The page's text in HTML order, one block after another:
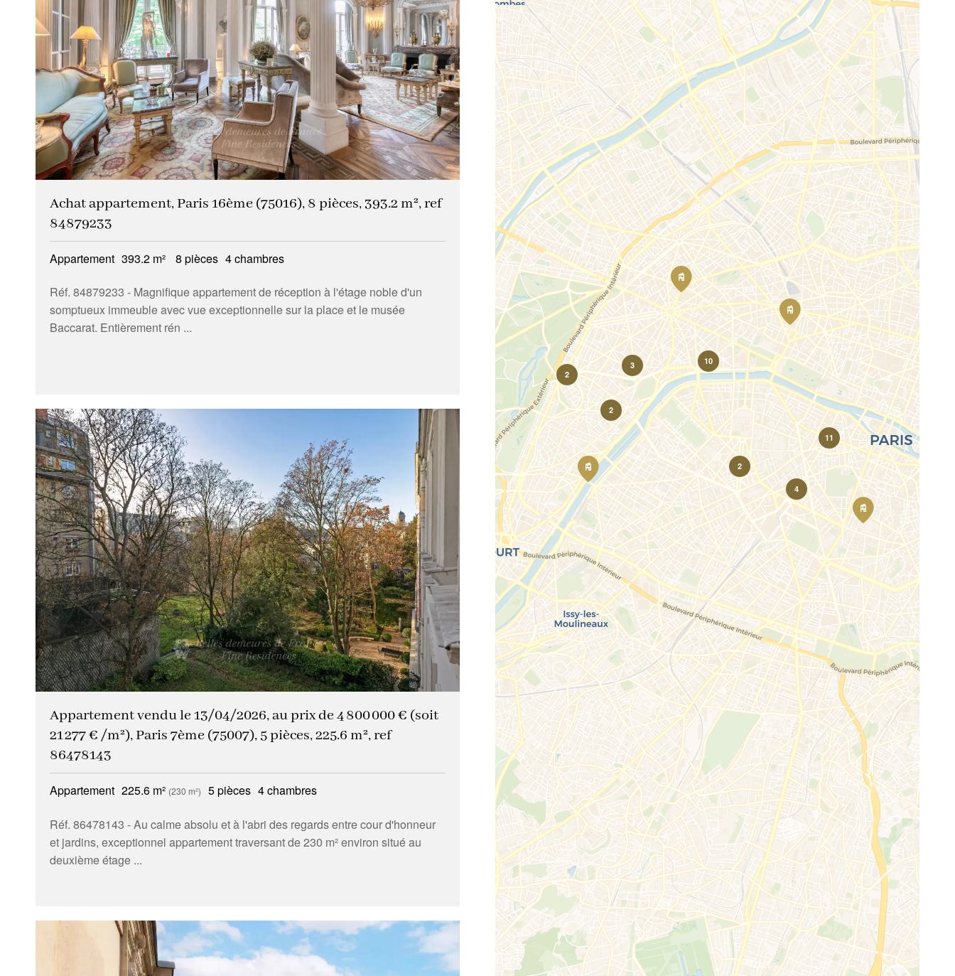
Achat appartement, Paris 16ème (75016), 8 pièces, 393.2 m², ref
84879233
Appartement 393.2 m² 8 pièces 4 chambres
Réf. 84879233 - Magnifique appartement de réception à l'étage noble d'un
somptueux immeuble avec vue exceptionnelle sur la place et le musée
Baccarat. Entièrement rén ...
Appartement vendu le 13/04/2026, au prix de 4 800 000 € (soit
21 277 € /m²), Paris 7ème (75007), 5 pièces, 225.6 m², ref
86478143
Appartement 225.6 m² (230 m²) 5 pièces 4 chambres
Réf. 86478143 - Au calme absolu et à l'abri des regards entre cour d'honneur
et jardins, exceptionnel appartement traversant de 230 m² environ situé au
deuxième étage ...
2
4
11
2
2
3 10